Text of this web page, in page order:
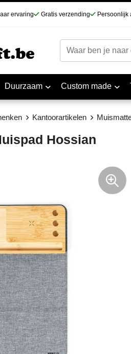
ervaring Gratis verzending Persoonlijk
Duurzaam Custom made
Kantoorartikelen
Hossian